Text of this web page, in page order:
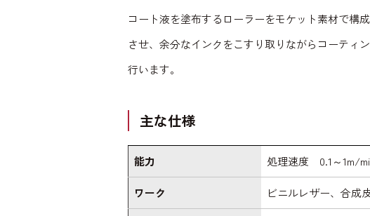
コート液を塗布するローラーをモケット素材で構
させ、余分なインクをこすり取りながらコーティ
行います。
主な仕様
能力 処理速度 0.1～1m/
ワーク ビニルレザー、合成